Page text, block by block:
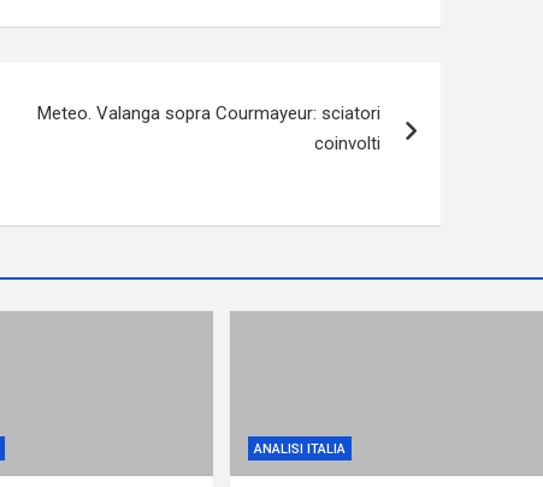
Meteo. Valanga sopra Courmayeur: sciatori
coinvolti
ANALISI ITALIA